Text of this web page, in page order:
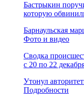
Бастрыкин
которую
Барнаульская
Фото и видео
Сводка
с 20 по 22
Утонул
Подробности